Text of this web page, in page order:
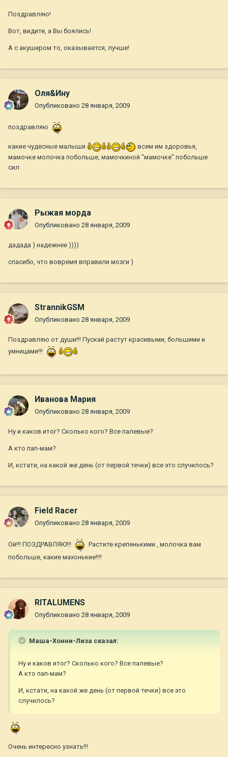
Поздравляю!
Вот, видите, а Вы боялись!
А с акушером то, оказывается, лучше!
Оля&Ину
Опубликовано 28 января, 2009
поздравляю
какие чудесные малыши
всем им здоровья,
мамочке молочка побольше, мамочкиной "мамочке" побольше
сил
Рыжая морда
Опубликовано 28 января, 2009
дадада ) надежнее ))))
спасибо, что вовремя вправили мозги )
StrannikGSM
Опубликовано 28 января, 2009
Поздравляю от души!!! Пускай растут красивыми, большими и
умницами!!!
Иванова Мария
Опубликовано 28 января, 2009
Ну и каков итог? Сколько кого? Все палевые?
А кто пап-мам?
И, кстати, на какой же день (от первой течки) все это случилось?
Field Racer
Опубликовано 28 января, 2009
Ой!!! ПОЗДРАВЛЯЮ!!!
Растите крепенькими , молочка вам
побольше, какие махонькие!!!!
RITALUMENS
Опубликовано 28 января, 2009
Маша-Хонни-Лиза сказал:
Ну и каков итог? Сколько кого? Все палевые?
А кто пап-мам?
И, кстати, на какой же день (от первой течки) все это
случилось?
Очень интересно узнать!!!